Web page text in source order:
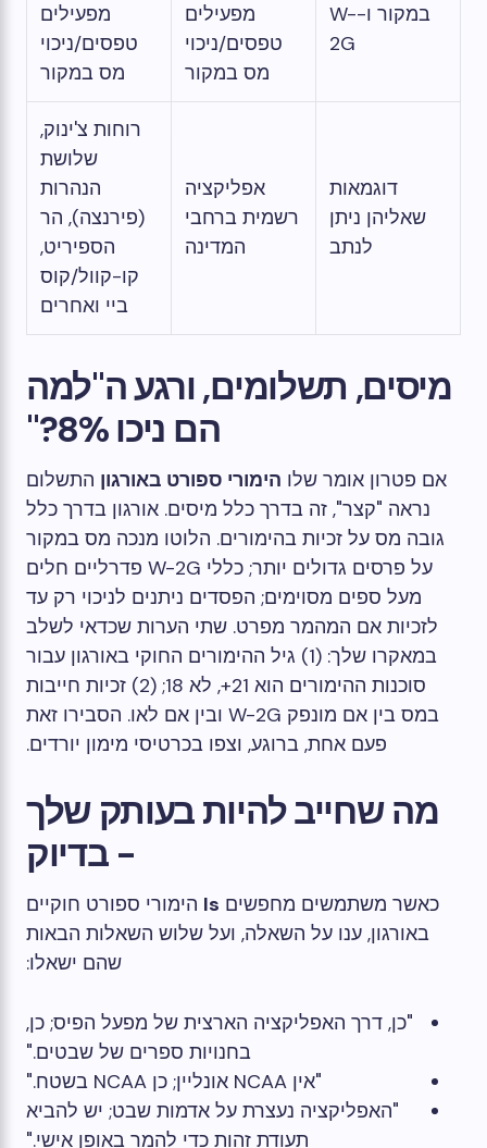
במקור ו-W-
2G
מפעילים
טפסים/ניכוי
מס במקור
מפעילים
טפסים/ניכוי
מס במקור
דוגמאות
שאליהן ניתן
לנתב
אפליקציה
רשמית ברחבי
המדינה
רוחות צ'ינוק,
שלושת
הנהרות
(פירנצה), הר
הספיריט,
קו-קוול/קוס
ביי ואחרים
מיסים, תשלומים, ורגע ה"למה
הם ניכו 8%?"
אם פטרון אומר שלו הימורי ספורט באורגון התשלום
נראה "קצר", זה בדרך כלל מיסים. אורגון בדרך כלל
גובה מס על זכיות בהימורים. הלוטו מנכה מס במקור
על פרסים גדולים יותר; כללי W-2G פדרליים חלים
מעל ספים מסוימים; הפסדים ניתנים לניכוי רק עד
לזכיות אם המהמר מפרט. שתי הערות שכדאי לשלב
במאקרו שלך: (1) גיל ההימורים החוקי באורגון עבור
סוכנות ההימורים הוא 21+, לא 18; (2) זכיות חייבות
במס בין אם מונפק W-2G ובין אם לאו. הסבירו זאת
פעם אחת, ברוגע, וצפו בכרטיסי מימון יורדים.
מה שחייב להיות בעותק שלך
- בדיוק
כאשר משתמשים מחפשים Is הימורי ספורט חוקיים
באורגון, ענו על השאלה, ועל שלוש השאלות הבאות
שהם ישאלו:
"כן, דרך האפליקציה הארצית של מפעל הפיס; כן,
בחנויות ספרים של שבטים."
"אין NCAA אונליין; כן NCAA בשטח."
"האפליקציה נעצרת על אדמות שבט; יש להביא
תעודת זהות כדי להמר באופן אישי."